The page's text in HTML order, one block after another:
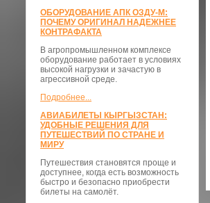
ОБОРУДОВАНИЕ АПК ОЗДУ-М:
ПОЧЕМУ ОРИГИНАЛ НАДЕЖНЕЕ
КОНТРАФАКТА
В агропромышленном комплексе
оборудование работает в условиях
высокой нагрузки и зачастую в
агрессивной среде.
Подробнее...
АВИАБИЛЕТЫ КЫРГЫЗСТАН:
УДОБНЫЕ РЕШЕНИЯ ДЛЯ
ПУТЕШЕСТВИЙ ПО СТРАНЕ И
МИРУ
Путешествия становятся проще и
доступнее, когда есть возможность
быстро и безопасно приобрести
билеты на самолёт.